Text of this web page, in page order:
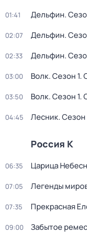
01:41 Дельфин.
02:07 Дельфин.
02:33 Дельфин.
03:00 Волк. Сезон 1.
03:50 Волк. Сезон 1.
04:45 Лесник. Сезон
Россия К
06:35 Царица
07:05 Легенды
07:35 Прекрасная
09:00 Забытое